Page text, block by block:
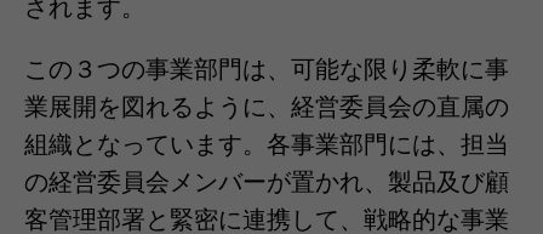
されます。
この３つの事業部門は、可能な限り柔軟に事
業展開を図れるように、経営委員会の直属の
組織となっています。各事業部門には、担当
の経営委員会メンバーが置かれ、製品及び顧
客管理部署と緊密に連携して、戦略的な事業